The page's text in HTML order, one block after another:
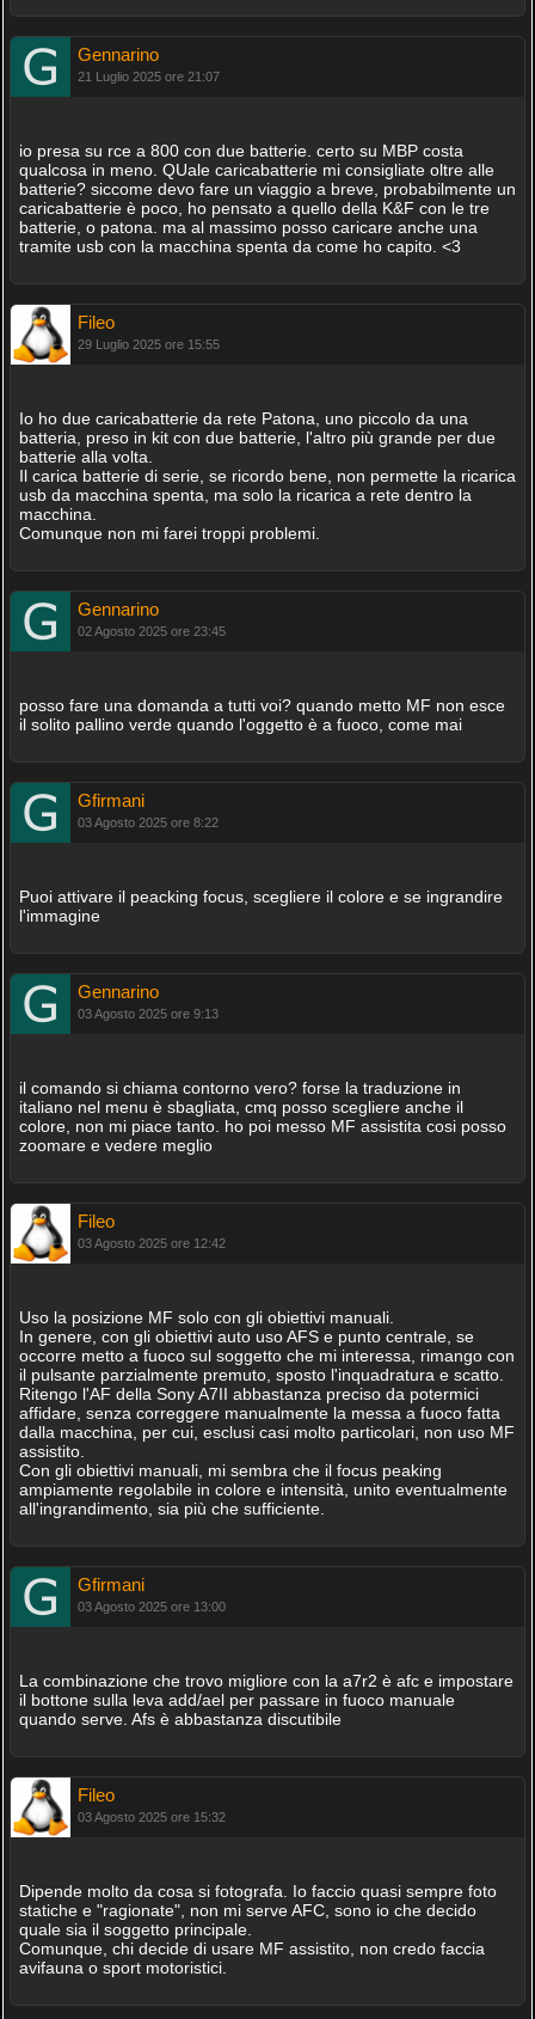
Gennarino
21 Luglio 2025 ore 21:07
io presa su rce a 800 con due batterie. certo su MBP costa
qualcosa in meno. QUale caricabatterie mi consigliate oltre alle
batterie? siccome devo fare un viaggio a breve, probabilmente un
caricabatterie è poco, ho pensato a quello della K&F con le tre
batterie, o patona. ma al massimo posso caricare anche una
tramite usb con la macchina spenta da come ho capito. <3
Fileo
29 Luglio 2025 ore 15:55
Io ho due caricabatterie da rete Patona, uno piccolo da una
batteria, preso in kit con due batterie, l'altro più grande per due
batterie alla volta.
Il carica batterie di serie, se ricordo bene, non permette la ricarica
usb da macchina spenta, ma solo la ricarica a rete dentro la
macchina.
Comunque non mi farei troppi problemi.
Gennarino
02 Agosto 2025 ore 23:45
posso fare una domanda a tutti voi? quando metto MF non esce
il solito pallino verde quando l'oggetto è a fuoco, come mai
Gfirmani
03 Agosto 2025 ore 8:22
Puoi attivare il peacking focus, scegliere il colore e se ingrandire
l'immagine
Gennarino
03 Agosto 2025 ore 9:13
il comando si chiama contorno vero? forse la traduzione in
italiano nel menu è sbagliata, cmq posso scegliere anche il
colore, non mi piace tanto. ho poi messo MF assistita cosi posso
zoomare e vedere meglio
Fileo
03 Agosto 2025 ore 12:42
Uso la posizione MF solo con gli obiettivi manuali.
In genere, con gli obiettivi auto uso AFS e punto centrale, se
occorre metto a fuoco sul soggetto che mi interessa, rimango con
il pulsante parzialmente premuto, sposto l'inquadratura e scatto.
Ritengo l'AF della Sony A7II abbastanza preciso da potermici
affidare, senza correggere manualmente la messa a fuoco fatta
dalla macchina, per cui, esclusi casi molto particolari, non uso MF
assistito.
Con gli obiettivi manuali, mi sembra che il focus peaking
ampiamente regolabile in colore e intensità, unito eventualmente
all'ingrandimento, sia più che sufficiente.
Gfirmani
03 Agosto 2025 ore 13:00
La combinazione che trovo migliore con la a7r2 è afc e impostare
il bottone sulla leva add/ael per passare in fuoco manuale
quando serve. Afs è abbastanza discutibile
Fileo
03 Agosto 2025 ore 15:32
Dipende molto da cosa si fotografa. Io faccio quasi sempre foto
statiche e "ragionate", non mi serve AFC, sono io che decido
quale sia il soggetto principale.
Comunque, chi decide di usare MF assistito, non credo faccia
avifauna o sport motoristici.